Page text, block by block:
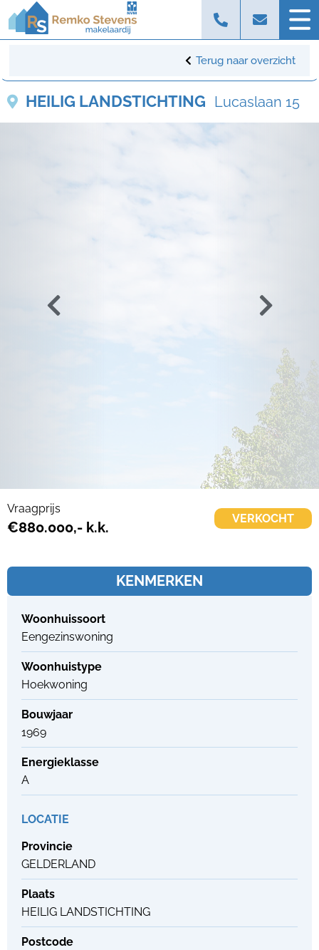
Terug naar overzicht
HEILIG LANDSTICHTING Lucaslaan 15
Vraagprijs
€880.000,- k.k.
VERKOCHT
KENMERKEN
Woonhuissoort
Eengezinswoning
Woonhuistype
Hoekwoning
Bouwjaar
1969
Energieklasse
A
LOCATIE
Provincie
GELDERLAND
Plaats
HEILIG LANDSTICHTING
Postcode